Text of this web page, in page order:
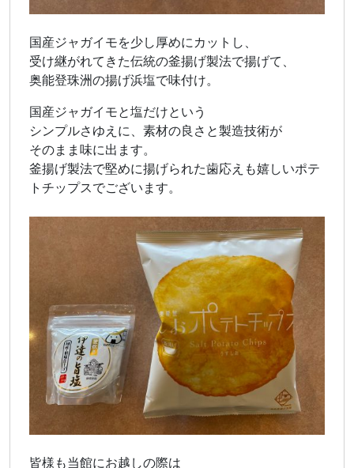
国産ジャガイモを少し厚めにカットし、
受け継がれてきた伝統の釜揚げ製法で揚げて、
奥能登珠洲の揚げ浜塩で味付け。
国産ジャガイモと塩だけという
シンプルさゆえに、素材の良さと製造技術が
そのまま味に出ます。
釜揚げ製法で堅めに揚げられた歯応えも嬉しいポテ
トチップスでございます。
皆様も当館にお越しの際は